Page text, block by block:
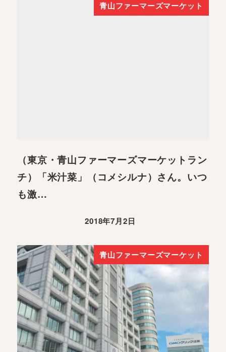
青山ファーマーズマーケット
（東京・青山ファーマーズマーケットラン
チ）「米汁菜」（コメシルナ）さん。いつ
も激…
2018年7月2日
青山ファーマーズマーケット